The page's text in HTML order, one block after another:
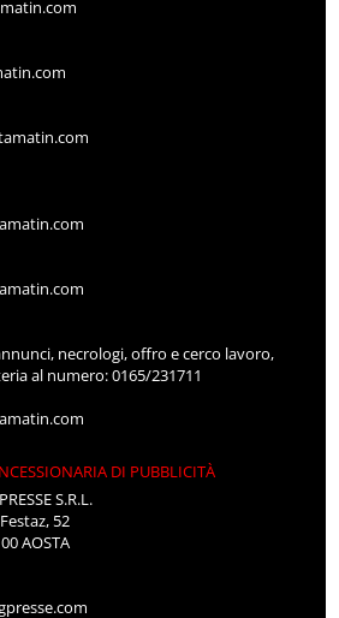
necrologi, offro e cerco lavoro,
al numero: 0165/231711
S.R.L.
52
AOSTA